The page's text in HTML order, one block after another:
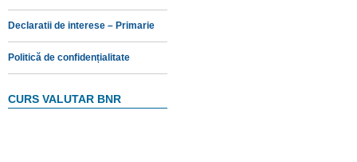
Declaratii de interese – Primarie
Politică de confidențialitate
CURS VALUTAR BNR